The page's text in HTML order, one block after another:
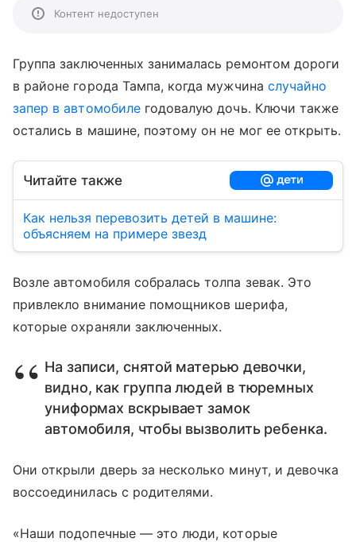
Контент недоступен
Группа заключенных занималась ремонтом дороги
в районе города Тампа, когда мужчина случайно
запер в автомобилегодовалую дочь. Ключи также
остались в машине, поэтому он не мог ее открыть.
Читайте также
Как нельзя перевозить детей в машине:
объясняем на примере звезд
Возле автомобиля собралась толпа зевак. Это
привлекло внимание помощников шерифа,
которые охраняли заключенных.
На записи, снятой матерью девочки,
видно, как группа людей в тюремных
униформах вскрывает замок
автомобиля, чтобы вызволить ребенка.
Они открыли дверь за несколько минут, и девочка
воссоединилась с родителями.
«Наши подопечные — это люди, которые